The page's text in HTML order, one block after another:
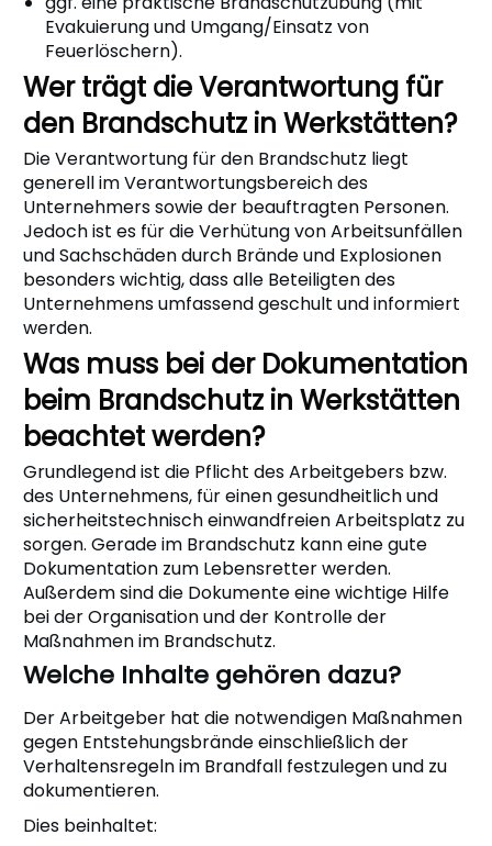
Evakuierung und Umgang/Einsatz von
Feuerlöschern).
Wer trägt die Verantwortung für
den Brandschutz in Werkstätten?
Die Verantwortung für den Brandschutz liegt
generell im Verantwortungsbereich des
Unternehmers sowie der beauftragten Personen.
Jedoch ist es für die Verhütung von Arbeitsunfällen
und Sachschäden durch Brände und Explosionen
besonders wichtig, dass alle Beteiligten des
Unternehmens umfassend geschult und informiert
werden.
Was muss bei der Dokumentation
beim Brandschutz in Werkstätten
beachtet werden?
Grundlegend ist die Pflicht des Arbeitgebers bzw.
des Unternehmens, für einen gesundheitlich und
sicherheitstechnisch einwandfreien Arbeitsplatz zu
sorgen. Gerade im Brandschutz kann eine gute
Dokumentation zum Lebensretter werden.
Außerdem sind die Dokumente eine wichtige Hilfe
bei der Organisation und der Kontrolle der
Maßnahmen im Brandschutz.
Welche Inhalte gehören dazu?
Der Arbeitgeber hat die notwendigen Maßnahmen
gegen Entstehungsbrände einschließlich der
Verhaltensregeln im Brandfall festzulegen und zu
dokumentieren.
Dies beinhaltet: